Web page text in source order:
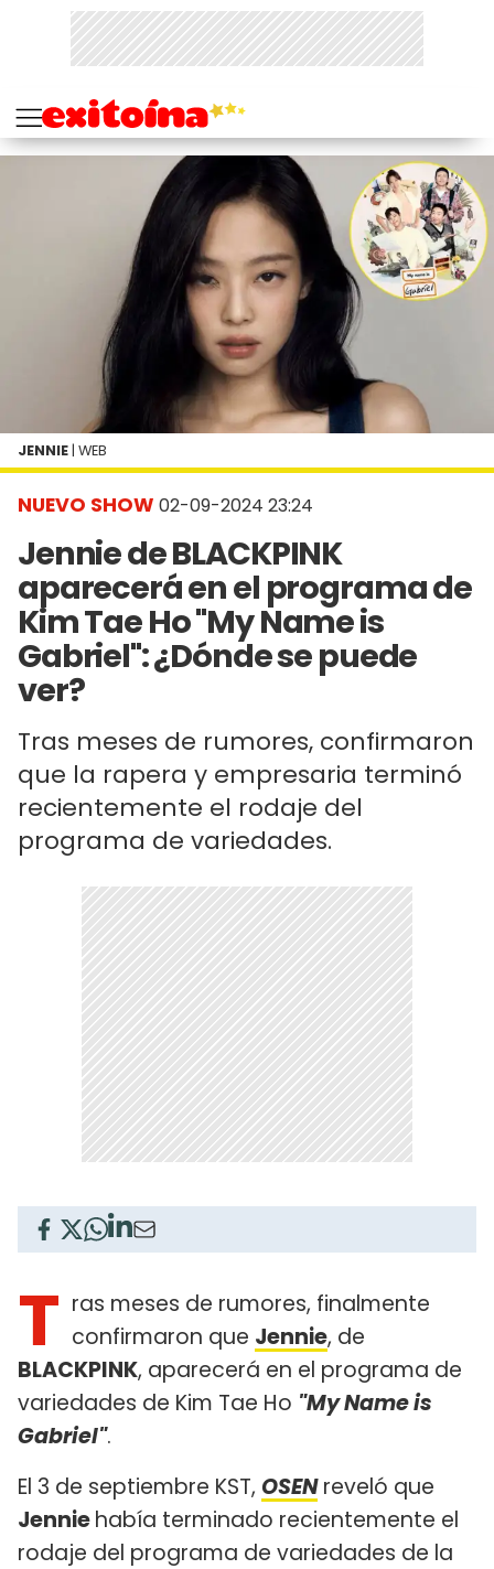
NUEVO SHOW 02-09-2024 23:24
Jennie de BLACKPINK
aparecerá en el programa de
Kim Tae Ho "My Name is
Gabriel": ¿Dónde se puede
ver?
Tras meses de rumores, confirmaron
que la rapera y empresaria terminó
recientemente el rodaje del
programa de variedades.
JENNIE | WEB
T ras meses de rumores, finalmente
confirmaron que Jennie, de
BLACKPINK, aparecerá en el programa de
variedades de Kim Tae Ho "My Name is
Gabriel".
El 3 de septiembre KST, OSENreveló que
Jenniehabía terminado recientemente el
rodaje del programa de variedades de la